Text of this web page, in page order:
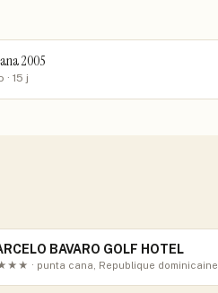
2005
· 15 j
BAVARO GOLF HOTEL
· punta cana, Republique dominicaine